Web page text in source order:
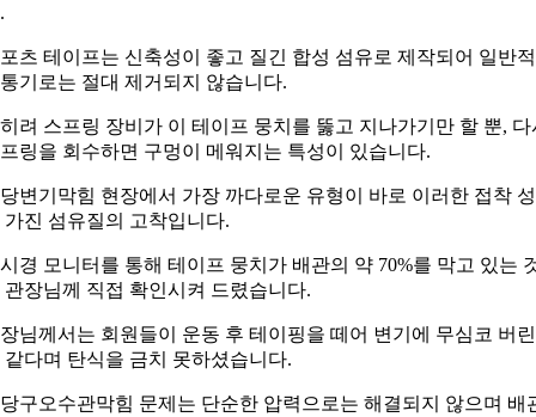
츠 테이프는 신축성이 좋고 질긴 합성 섬유로 제작되어 일반
기로는 절대 제거되지 않습니다.
려 스프링 장비가 이 테이프 뭉치를 뚫고 지나가기만 할 뿐, 다
링을 회수하면 구멍이 메워지는 특성이 있습니다.
변기막힘 현장에서 가장 까다로운 유형이 바로 이러한 접착
가진 섬유질의 고착입니다.
경 모니터를 통해 테이프 뭉치가 배관의 약 70%를 막고 있는
관장님께 직접 확인시켜 드렸습니다.
님께서는 회원들이 운동 후 테이핑을 떼어 변기에 무심코 버린
같다며 탄식을 금치 못하셨습니다.
구오수관막힘 문제는 단순한 압력으로는 해결되지 않으며 배